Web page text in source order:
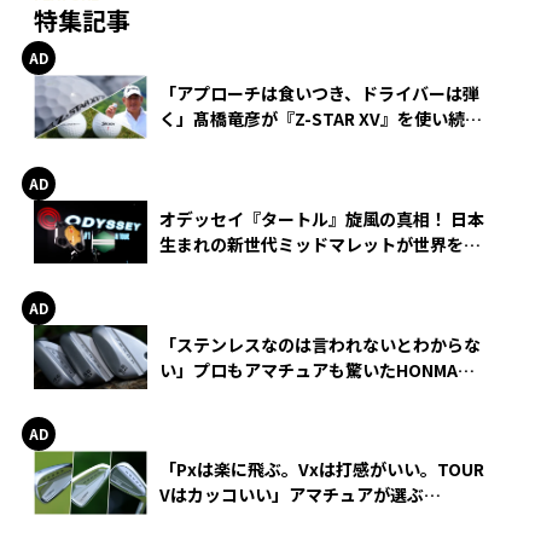
特集記事
「アプローチは食いつき、ドライバーは弾
く」髙橋竜彦が『Z-STAR XV』を使い続け
オデッセイ『タートル』旋風の真相！ 日本
生まれの新世代ミッドマレットが世界を席
「ステンレスなのは言われないとわからな
い」プロもアマチュアも驚いたHONMA
「Pxは楽に飛ぶ。Vxは打感がいい。TOUR
Vはカッコいい」アマチュアが選ぶ